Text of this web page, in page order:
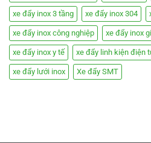
xe đẩy inox 3 tầng xe đẩy inox 304
xe đẩy inox công nghiệp xe đẩy inox
xe đẩy inox y tế xe đẩy linh kiện điện
xe đẩy lưới inox Xe đẩy SMT